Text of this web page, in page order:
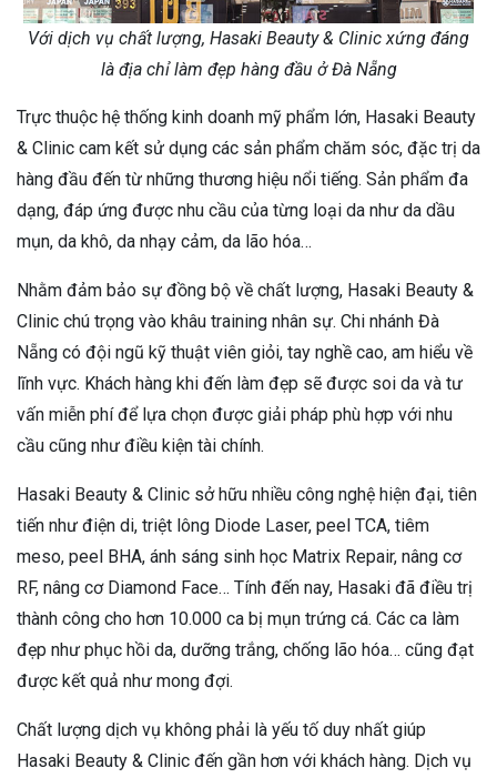
Với dịch vụ chất lượng, Hasaki Beauty & Clinic xứng đáng
là địa chỉ làm đẹp hàng đầu ở Đà Nẵng
Trực thuộc hệ thống kinh doanh mỹ phẩm lớn, Hasaki Beauty
& Clinic cam kết sử dụng các sản phẩm chăm sóc, đặc trị da
hàng đầu đến từ những thương hiệu nổi tiếng. Sản phẩm đa
dạng, đáp ứng được nhu cầu của từng loại da như da dầu
mụn, da khô, da nhạy cảm, da lão hóa…
Nhằm đảm bảo sự đồng bộ về chất lượng, Hasaki Beauty &
Clinic chú trọng vào khâu training nhân sự. Chi nhánh Đà
Nẵng có đội ngũ kỹ thuật viên giỏi, tay nghề cao, am hiểu về
lĩnh vực. Khách hàng khi đến làm đẹp sẽ được soi da và tư
vấn miễn phí để lựa chọn được giải pháp phù hợp với nhu
cầu cũng như điều kiện tài chính.
Hasaki Beauty & Clinic sở hữu nhiều công nghệ hiện đại, tiên
tiến như điện di, triệt lông Diode Laser, peel TCA, tiêm
meso, peel BHA, ánh sáng sinh học Matrix Repair, nâng cơ
RF, nâng cơ Diamond Face… Tính đến nay, Hasaki đã điều trị
thành công cho hơn 10.000 ca bị mụn trứng cá. Các ca làm
đẹp như phục hồi da, dưỡng trắng, chống lão hóa… cũng đạt
được kết quả như mong đợi.
Chất lượng dịch vụ không phải là yếu tố duy nhất giúp
Hasaki Beauty & Clinic đến gần hơn với khách hàng. Dịch vụ